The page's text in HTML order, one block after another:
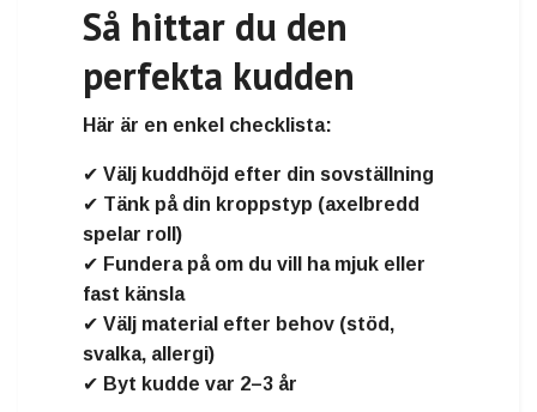
Så hittar du den
perfekta kudden
Här är en enkel checklista:
✔ Välj kuddhöjd efter din sovställning
✔ Tänk på din kroppstyp (axelbredd
spelar roll)
✔ Fundera på om du vill ha mjuk eller
fast känsla
✔ Välj material efter behov (stöd,
svalka, allergi)
✔ Byt kudde var 2–3 år